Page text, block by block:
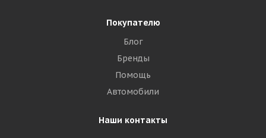
Покупателю
Блог
Бренды
Помощь
Автомобили
Наши контакты